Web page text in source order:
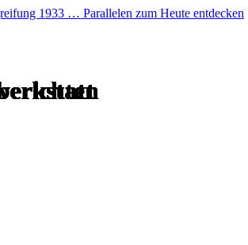
1933 … Parallelen zum Heute entdecken